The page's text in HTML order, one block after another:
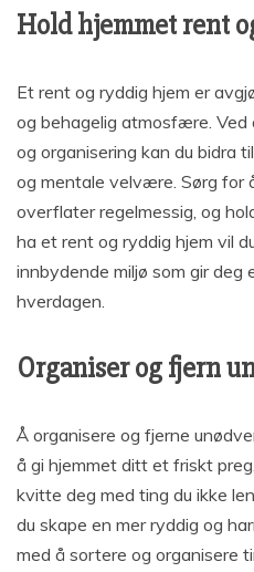
Hold hjemmet rent
Et rent og ryddig hjem er
og behagelig atmosfære.
og organisering kan du bidra
og mentale velvære. Sørg for
overflater regelmessig, og
ha et rent og ryddig hjem vil
innbydende miljø som gir deg
hverdagen.
Organiser og fjern
Å organisere og fjerne
å gi hjemmet ditt et friskt
kvitte deg med ting du ikke
du skape en mer ryddig og
med å sortere og organisere